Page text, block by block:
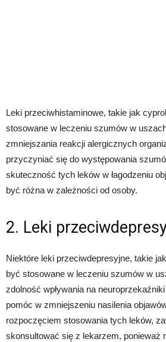
Leki przeciwhistaminowe, takie jak
stosowane w leczeniu szumów w
zmniejszania reakcji alergicznych
przyczyniać się do występowania
skuteczność tych leków w łagodzeniu
być różna w zależności od osoby.
2. Leki
Niektóre leki przeciwdepresyjne, takie
być stosowane w leczeniu szumów w
zdolność wpływania na
pomóc w zmniejszeniu nasilenia
rozpoczęciem stosowania tych leków,
skonsultować się z lekarzem, ponieważ